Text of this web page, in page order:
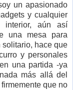
un apasionado
y cualquier
interior, aún así
una mesa para
solitario, hace que
y personales
una partida -ya
más allá del
que no